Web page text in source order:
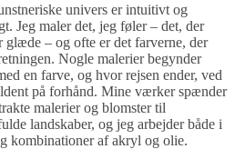
univers er intuitivt og
Jeg maler det, jeg føler – det, der
– og ofte er det farverne, der
Nogle malerier begynder
en farve, og hvor rejsen ender, ved
på forhånd. Mine værker spænder
malerier og blomster til
landskaber, og jeg arbejder både i
kombinationer af akryl og olie.